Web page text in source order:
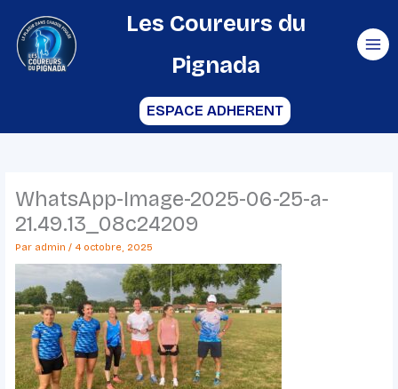
contenu
Les Coureurs du
Pignada
ESPACE ADHERENT
WhatsApp-Image-2025-06-25-a-
21.49.13_08c24209
Par admin / 4 octobre, 2025